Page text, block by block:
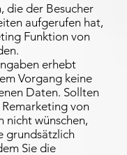
die der Besucher
aufgerufen hat,
Funktion von
erhebt
Vorgang keine
Daten. Sollten
von
nicht wünschen,
grundsätzlich
Sie die